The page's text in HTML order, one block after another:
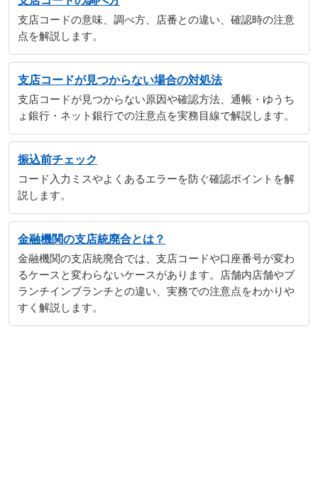
支店コードの意味、調べ方、店番との違い、確認時の注意
点を解説します。
支店コードが見つからない場合の対処法
支店コードが見つからない原因や確認方法、通帳・ゆうち
ょ銀行・ネット銀行での注意点を実務目線で解説します。
振込前チェック
コード入力ミスやよくあるエラーを防ぐ確認ポイントを解
説します。
金融機関の支店統廃合とは？
金融機関の支店統廃合では、支店コードや口座番号が変わ
るケースと変わらないケースがあります。店舗内店舗やブ
ランチインブランチとの違い、実務での注意点をわかりや
すく解説します。